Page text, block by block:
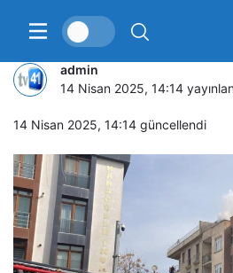
4 katlı binada
admin
14 Nisan 2025, 14:14
14 Nisan 2025, 14:14 güncellendi